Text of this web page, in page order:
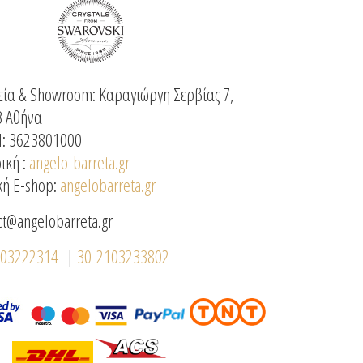
& Showroom: Καραγιώργη Σερβίας 7,
Αθήνα
: angelo-barreta.gr
E-shop: angelobarreta.gr
| 30-2103233802